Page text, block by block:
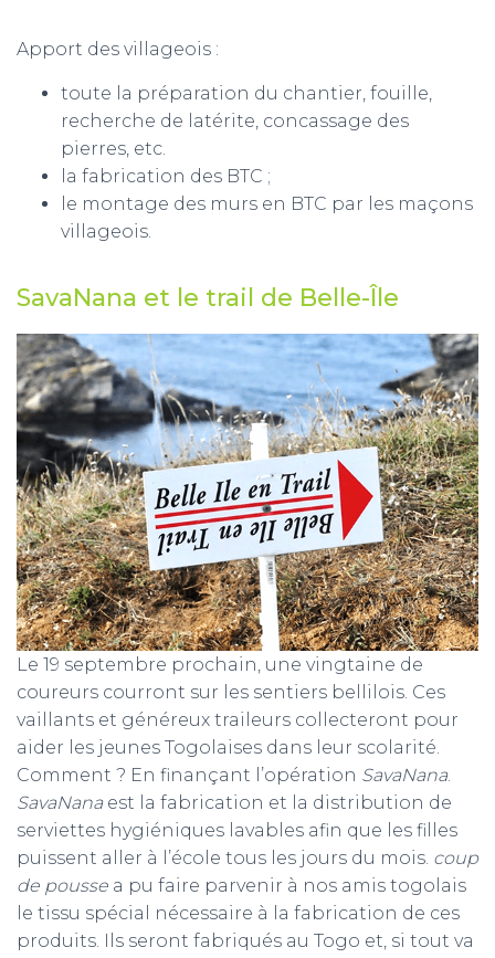
Apport des villageois :
toute la préparation du chantier, fouille,
recherche de latérite, concassage des
pierres, etc.
la fabrication des BTC ;
le montage des murs en BTC par les maçons
villageois.
SavaNana et le trail de Belle-Île
Le 19 septembre prochain, une vingtaine de
coureurs courront sur les sentiers bellilois. Ces
vaillants et généreux traileurs collecteront pour
aider les jeunes Togolaises dans leur scolarité.
Comment ? En finançant l’opération SavaNana.
SavaNanaest la fabrication et la distribution de
serviettes hygiéniques lavables afin que les filles
puissent aller à l’école tous les jours du mois. coup
de pousse a pu faire parvenir à nos amis togolais
le tissu spécial nécessaire à la fabrication de ces
produits. Ils seront fabriqués au Togo et, si tout va